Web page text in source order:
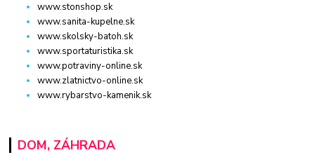
www.stonshop.sk
www.sanita-kupelne.sk
www.skolsky-batoh.sk
www.sportaturistika.sk
www.potraviny-online.sk
www.zlatnictvo-online.sk
www.rybarstvo-kamenik.sk
DOM, ZÁHRADA